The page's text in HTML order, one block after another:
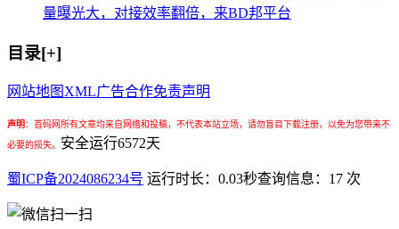
量曝光大，对接效率翻倍，来BD邦平台
目录[+]
网站地图 XML广告合作免责声明
声明： 首码网所有文章均来自网络和投稿，不代表本站立场，请勿盲目下载注册，以免为您带来不
必要的损失。 安全运行6572天
蜀ICP备2024086234号 运行时长：0.03秒查询信息：17 次